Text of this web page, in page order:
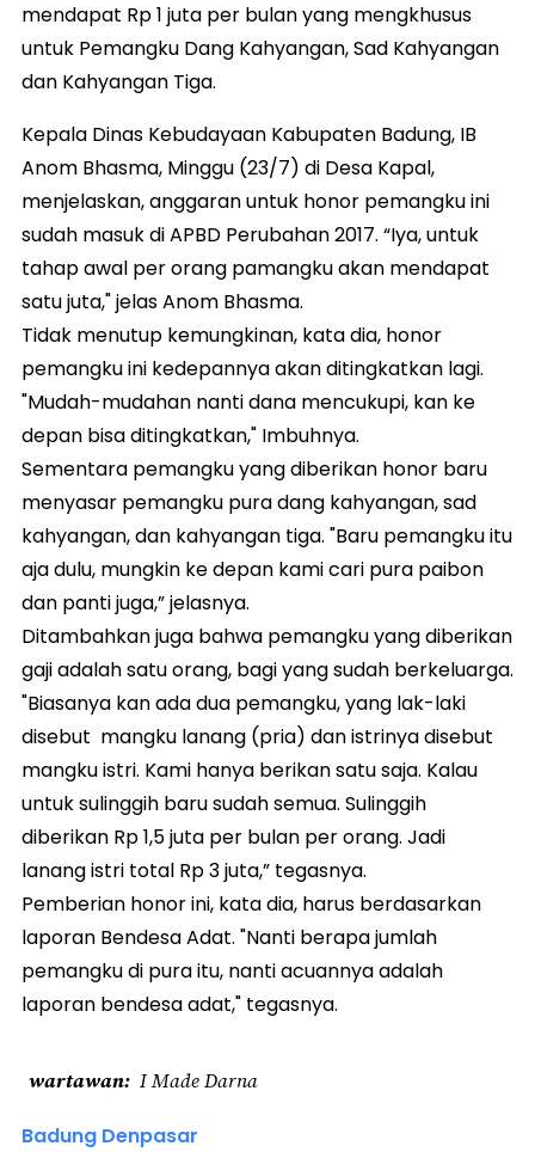
mendapat Rp 1 juta per bulan yang mengkhusus
untuk Pemangku Dang Kahyangan, Sad Kahyangan
dan Kahyangan Tiga.
Kepala Dinas Kebudayaan Kabupaten Badung, IB
Anom Bhasma, Minggu (23/7) di Desa Kapal,
menjelaskan, anggaran untuk honor pemangku ini
sudah masuk di APBD Perubahan 2017. “Iya, untuk
tahap awal per orang pamangku akan mendapat
satu juta," jelas Anom Bhasma.
Tidak menutup kemungkinan, kata dia, honor
pemangku ini kedepannya akan ditingkatkan lagi.
"Mudah-mudahan nanti dana mencukupi, kan ke
depan bisa ditingkatkan," Imbuhnya.
Sementara pemangku yang diberikan honor baru
menyasar pemangku pura dang kahyangan, sad
kahyangan, dan kahyangan tiga. "Baru pemangku itu
aja dulu, mungkin ke depan kami cari pura paibon
dan panti juga,” jelasnya.
Ditambahkan juga bahwa pemangku yang diberikan
gaji adalah satu orang, bagi yang sudah berkeluarga.
"Biasanya kan ada dua pemangku, yang lak-laki
disebut mangku lanang (pria) dan istrinya disebut
mangku istri. Kami hanya berikan satu saja. Kalau
untuk sulinggih baru sudah semua. Sulinggih
diberikan Rp 1,5 juta per bulan per orang. Jadi
lanang istri total Rp 3 juta,” tegasnya.
Pemberian honor ini, kata dia, harus berdasarkan
laporan Bendesa Adat. "Nanti berapa jumlah
pemangku di pura itu, nanti acuannya adalah
laporan bendesa adat," tegasnya.
wartawan I Made Darna
Badung Denpasar